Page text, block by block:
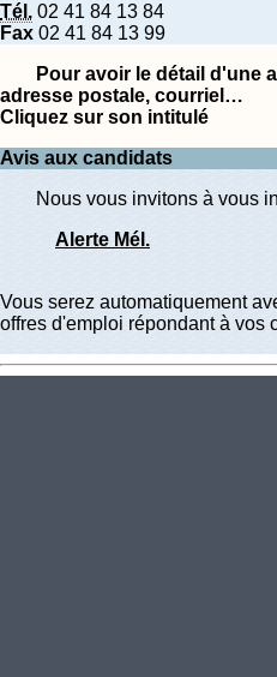
Tél. 02 41 84 13 84
Fax 02 41 84 13 99
Pour avoir le détail d'une
adresse postale, courriel…
Cliquez sur son intitulé
Avis aux candidats
Nous vous invitons à vous
Alerte Mél.
Vous serez automatiquement
offres d'emploi répondant à vos